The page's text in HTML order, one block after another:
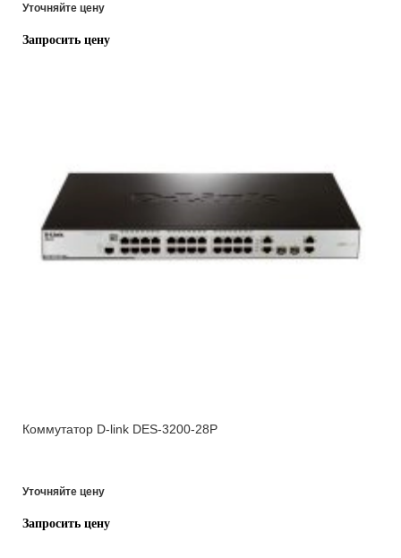
Уточняйте цену
Запросить цену
Коммутатор D-link DES-3200-28P
Уточняйте цену
Запросить цену